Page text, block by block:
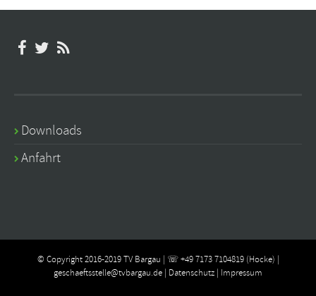
Downloads
Anfahrt
© Copyright 2016-2019 TV Bargau | ☏ +49 7173 7104819 (Hocke) |
geschaeftsstelle@tvbargau.de | Datenschutz | Impressum